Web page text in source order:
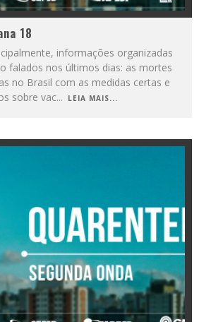
18
informações organizadas
falados nos últimos dias: as mortes
no Brasil com as medidas certas e
sobre vac... LEIA MAIS...